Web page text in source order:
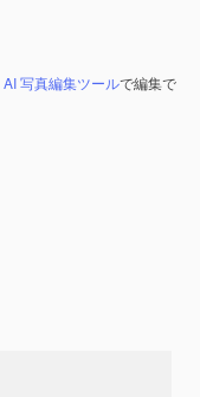
AI 写真編集ツールで編集で